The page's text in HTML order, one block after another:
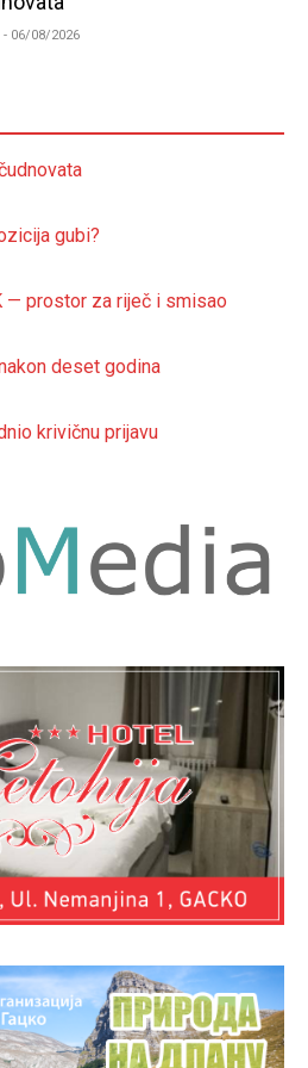
- 06/08/2026
gubi?
— prostor za riječ i smisao
deset godina
krivičnu prijavu